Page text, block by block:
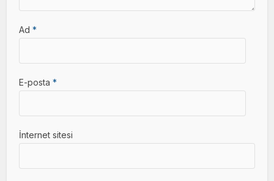
Ad*
E-posta*
İnternet sitesi